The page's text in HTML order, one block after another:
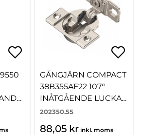
GÅNGJÄRN COMPACT
38B355AF22 107°
INÅTGÅENDE LUCKA
SKRUVNING
202350.55
88,05 kr inkl. moms